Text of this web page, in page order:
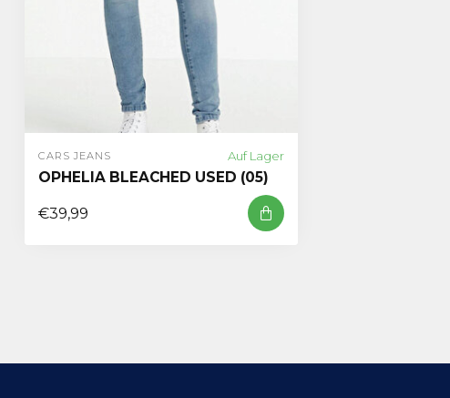
CARS JEANS Auf Lager
OPHELIA BLEACHED USED (05)
€39,99